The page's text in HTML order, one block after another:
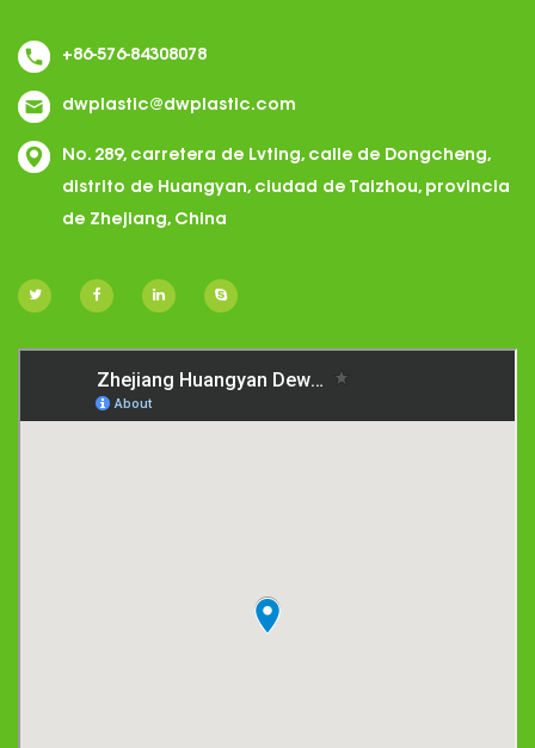
+86-576-84308078
dwplastic@dwplastic.com
No. 289, carretera de Lvting, calle de Dongcheng,
distrito de Huangyan, ciudad de Taizhou, provincia
de Zhejiang, China